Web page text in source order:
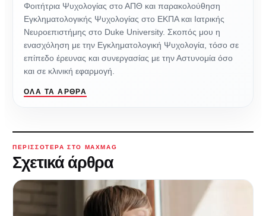
Φοιτήτρια Ψυχολογίας στο ΑΠΘ και παρακολούθηση
Εγκληματολογικής Ψυχολογίας στο ΕΚΠΑ και Ιατρικής
Νευροεπιστήμης στο Duke University. Σκοπός μου η
ενασχόληση με την Εγκληματολογική Ψυχολογία, τόσο σε
επίπεδο έρευνας και συνεργασίας με την Αστυνομία όσο
και σε κλινική εφαρμογή.
ΌΛΑ ΤΑ ΆΡΘΡΑ
ΠΕΡΙΣΣΌΤΕΡΑ ΣΤΟ MAXMAG
Σχετικά άρθρα